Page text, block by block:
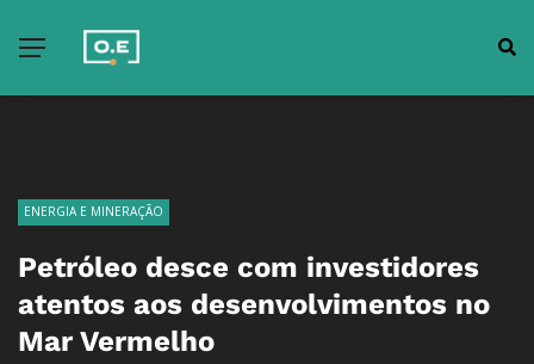
ENERGIA E MINERAÇÃO
Petróleo desce com investidores
atentos aos desenvolvimentos no
Mar Vermelho